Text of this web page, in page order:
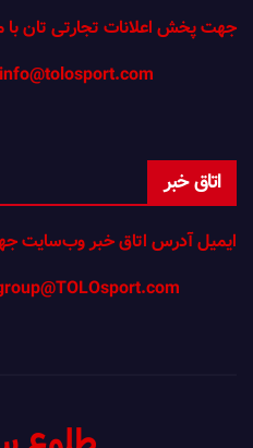
جهت پخش اعلانات تجارتی تان
اتاق خبر
ایمیل آدرس اتاق خبر وب‌سایت